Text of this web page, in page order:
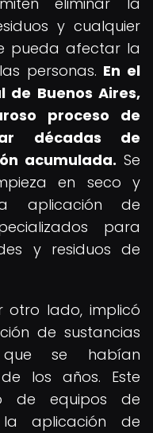
y cualquier
pueda afectar la
personas. En el
de Buenos Aires,
proceso de
décadas de
acumulada. Se
en seco y
aplicación de
para
y residuos de
otro lado, implicó
de sustancias
se habían
los años. Este
de equipos de
aplicación de